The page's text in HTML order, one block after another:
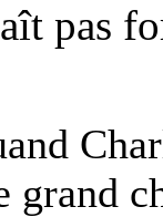
pas
grand